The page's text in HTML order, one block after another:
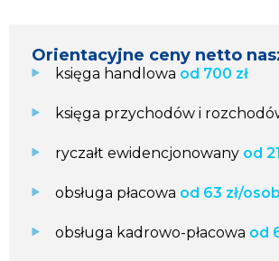
Orientacyjne ceny netto
księga handlowa od 700 zł
księga przychodów i
ryczałt ewidencjonowany od
obsługa płacowa od 63 zł/
obsługa kadrowo-płacowa od